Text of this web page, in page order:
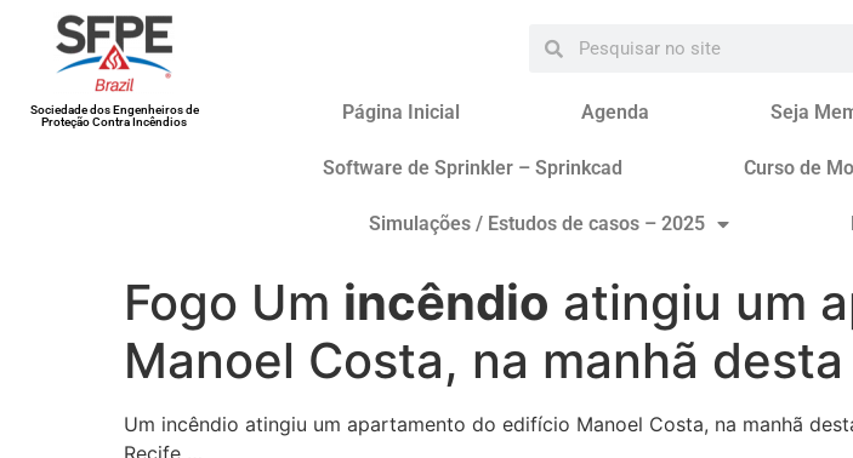
Sociedade dos Engenheiros de
Proteção Contra Incêndios
Página Inicial Agenda Seja
Software de Sprinkler – Sprinkcad Curso de
Simulações / Estudos de casos – 2025
Fogo Um incêndio atingiu um
Manoel Costa, na manhã
Um incêndio atingiu um apartamento do edifício Manoel Costa, na manhã
Recife …